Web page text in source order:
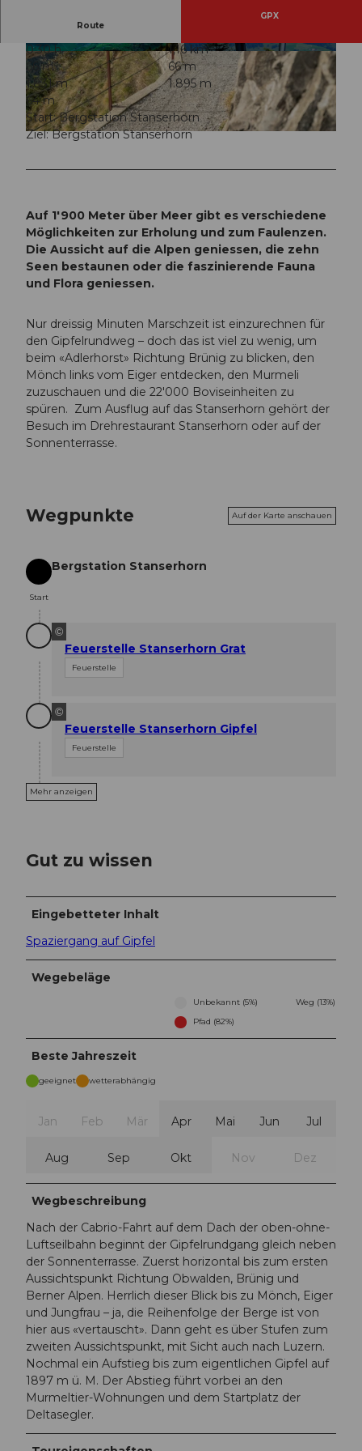
© Stanserhorn-Bahn AG, Luzern Tourismus | CC-BY
© Nidwalden Tourismus © Nidwalden Tourismus, Nidwalden Tourismus
Route
GPX
0:30 h
1,16 km
66 m
66 m
1.831 m
1.895 m
64 m
Start: Bergstation Stanserhorn
Ziel: Bergstation Stanserhorn
Auf 1'900 Meter über Meer gibt es verschiedene
Möglichkeiten zur Erholung und zum Faulenzen.
Die Aussicht auf die Alpen geniessen, die zehn
Seen bestaunen oder die faszinierende Fauna
und Flora geniessen.
Nur dreissig Minuten Marschzeit ist einzurechnen für
den Gipfelrundweg – doch das ist viel zu wenig, um
beim «Adlerhorst» Richtung Brünig zu blicken, den
Mönch links vom Eiger entdecken, den Murmeli
zuzuschauen und die 22'000 Boviseinheiten zu
spüren. Zum Ausflug auf das Stanserhorn gehört der
Besuch im Drehrestaurant Stanserhorn oder auf der
Sonnenterrasse.
Wegpunkte Auf der Karte anschauen
Start
Start
Bergstation Stanserhorn
©
Feuerstelle Stanserhorn Grat
Feuerstelle
©
Feuerstelle Stanserhorn Gipfel
Feuerstelle
Mehr anzeigen
Gut zu wissen
Eingebetteter Inhalt
Spaziergang auf Gipfel
Wegebeläge
Unbekannt (5%)
Weg (13%)
Pfad (82%)
Beste Jahreszeit
geeignet wetterabhängig
Jan Feb Mär Apr Mai Jun Jul
Aug Sep Okt Nov Dez
Wegbeschreibung
Nach der Cabrio-Fahrt auf dem Dach der oben-ohne-
Luftseilbahn beginnt der Gipfelrundgang gleich neben
der Sonnenterrasse. Zuerst horizontal bis zum ersten
Aussichtspunkt Richtung Obwalden, Brünig und
Berner Alpen. Herrlich dieser Blick bis zu Mönch, Eiger
und Jungfrau – ja, die Reihenfolge der Berge ist von
hier aus «vertauscht». Dann geht es über Stufen zum
zweiten Aussichtspunkt, mit Sicht auch nach Luzern.
Nochmal ein Aufstieg bis zum eigentlichen Gipfel auf
1897 m ü. M. Der Abstieg führt vorbei an den
Murmeltier-Wohnungen und dem Startplatz der
Deltasegler.